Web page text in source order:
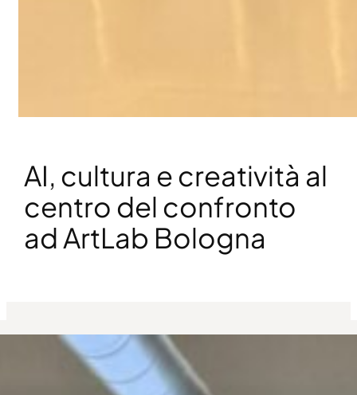
AI, cultura e creatività al
centro del confronto
ad ArtLab Bologna